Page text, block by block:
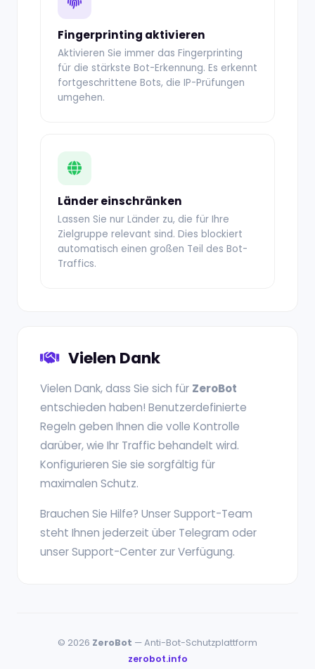
Fingerprinting aktivieren
Aktivieren Sie immer das Fingerprinting
für die stärkste Bot-Erkennung. Es erkennt
fortgeschrittene Bots, die IP-Prüfungen
umgehen.
Länder einschränken
Lassen Sie nur Länder zu, die für Ihre
Zielgruppe relevant sind. Dies blockiert
automatisch einen großen Teil des Bot-
Traffics.
Vielen Dank
Vielen Dank, dass Sie sich für ZeroBot
entschieden haben! Benutzerdefinierte
Regeln geben Ihnen die volle Kontrolle
darüber, wie Ihr Traffic behandelt wird.
Konfigurieren Sie sie sorgfältig für
maximalen Schutz.
Brauchen Sie Hilfe? Unser Support-Team
steht Ihnen jederzeit über Telegram oder
unser Support-Center zur Verfügung.
© 2026 ZeroBot — Anti-Bot-Schutzplattform
zerobot.info